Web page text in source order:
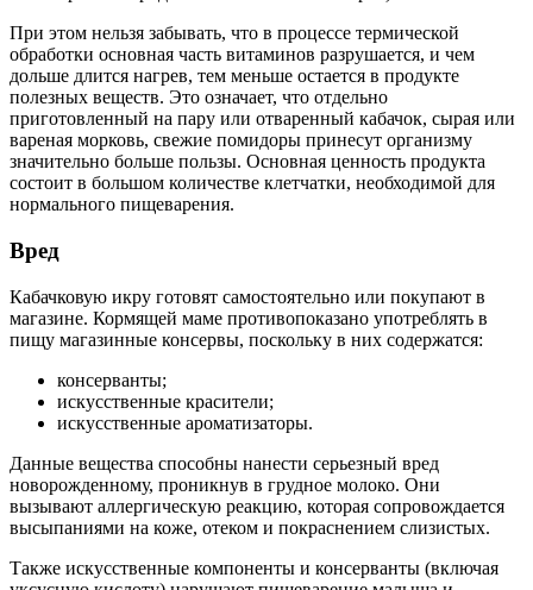
При этом нельзя забывать, что в процессе термической
обработки основная часть витаминов разрушается, и чем
дольше длится нагрев, тем меньше остается в продукте
полезных веществ. Это означает, что отдельно
приготовленный на пару или отваренный кабачок, сырая или
вареная морковь, свежие помидоры принесут организму
значительно больше пользы. Основная ценность продукта
состоит в большом количестве клетчатки, необходимой для
нормального пищеварения.
Вред
Кабачковую икру готовят самостоятельно или покупают в
магазине. Кормящей маме противопоказано употреблять в
пищу магазинные консервы, поскольку в них содержатся:
консерванты;
искусственные красители;
искусственные ароматизаторы.
Данные вещества способны нанести серьезный вред
новорожденному, проникнув в грудное молоко. Они
вызывают аллергическую реакцию, которая сопровождается
высыпаниями на коже, отеком и покраснением слизистых.
Также искусственные компоненты и консерванты (включая